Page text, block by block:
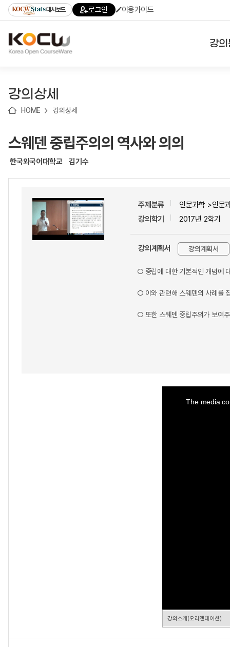
기
기
기
content)
가
대시보드 로그인 이용가이드
강
강의상세
HOME 강의상세
스웨덴 중립주의의 역사와 의의
한국외국어대학교 김기수
주제분류
인문과학 >인문
강의학기
2017년 2학기
강의계획서 강의계획서
○ 중립에 대한 기본적인 개념에
○ 이와 관련해 스웨덴의 사례를
○ 또한 스웨덴 중립주의가 보여
The media
강의소개(오리엔테이션)